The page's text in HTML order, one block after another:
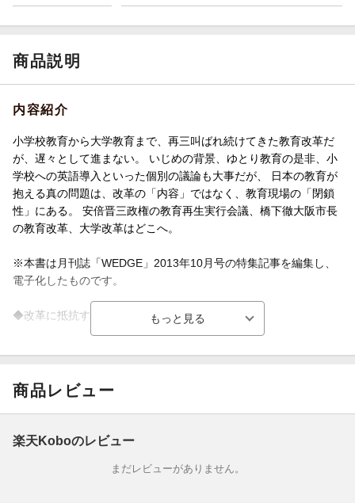
商品説明
内容紹介
小学校教育から大学教育まで、再三叫ばれ続けてきた教育改革だ
が、遅々として進まない。 いじめの背景、ゆとり教育の是非、小
学校への英語導入といった個別の議論も大事だが、 日本の教育が
抱える真の問題は、改革の「内容」ではなく、教育現場の「閉鎖
性」にある。 安倍晋三政権の教育再生実行会議、橋下徹大阪市長
の教育改革、大学改革はどこへ。
※本書は月刊誌「WEDGE」2013年10月号の特集記事を編集し、
電子化したものです。
◆改革に抵抗する教育界と問題先送りする文科省
◆親離れできない大学 子離れできない文科省 黒木登志夫（前岐阜
大学長）
商品レビュー
楽天Koboのレビュー
まだレビューがありません。